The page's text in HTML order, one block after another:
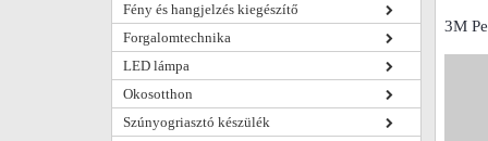
Fény és hangjelzés kiegészítő
Forgalomtechnika
LED lámpa
Okosotthon
Szúnyogriasztó készülék
3M